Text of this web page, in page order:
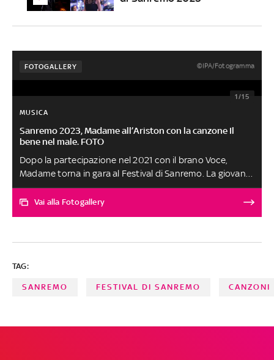
FOTOGALLERY ©IPA/Fotogramma
1/15
MUSICA
Sanremo 2023, Madame all’Ariston con la canzone Il
bene nel male. FOTO
Dopo la partecipazione nel 2021 con il brano Voce,
Madame torna in gara al Festival di Sanremo. La giovane
artista arriva sul palco del Teatro Ariston con la canzone
Il bene nel male
Vai alla Fotogallery
TAG:
SANREMO FESTIVAL DI SANREMO CANZONI